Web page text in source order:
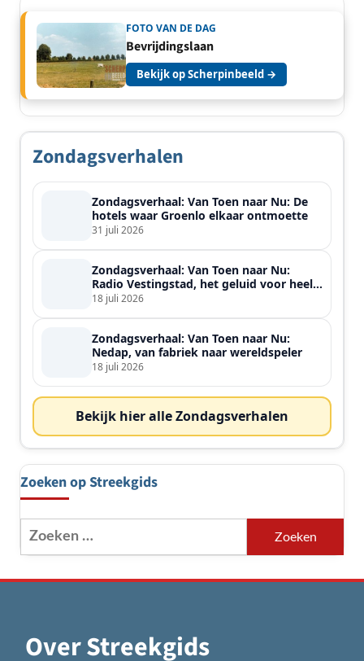
FOTO VAN DE DAG
Bevrijdingslaan
Bekijk op Scherpinbeeld →
Zondagsverhalen
Zondagsverhaal: Van Toen naar Nu: De
hotels waar Groenlo elkaar ontmoette
31 juli 2026
Zondagsverhaal: Van Toen naar Nu:
Radio Vestingstad, het geluid voor heel
de streek
18 juli 2026
Zondagsverhaal: Van Toen naar Nu:
Nedap, van fabriek naar wereldspeler
18 juli 2026
Bekijk hier alle Zondagsverhalen
Zoeken op Streekgids
Zoeken
naar:
Over Streekgids